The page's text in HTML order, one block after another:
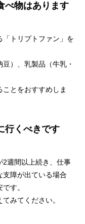
べ物はあります
トリプトファン」を
）、乳製品（牛乳・
とをおすすめしま
行くべきです
2週間以上続き、仕事
障が出ている場合
す。
みてください。